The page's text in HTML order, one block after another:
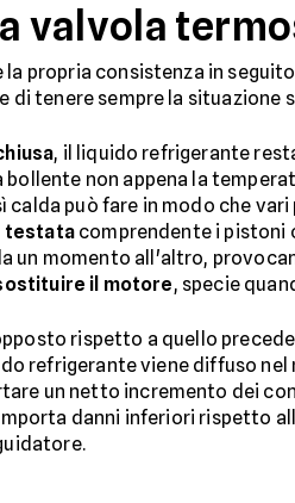
valvola
la propria consistenza in seguito
di tenere sempre la
, il liquido refrigerante
non appena la
può fare in modo che
testatacomprendente i pistoni
un momento all'altro,
il motore, specie
rispetto a quello
refrigerante viene diffuso
un netto incremento dei
danni inferiori rispetto